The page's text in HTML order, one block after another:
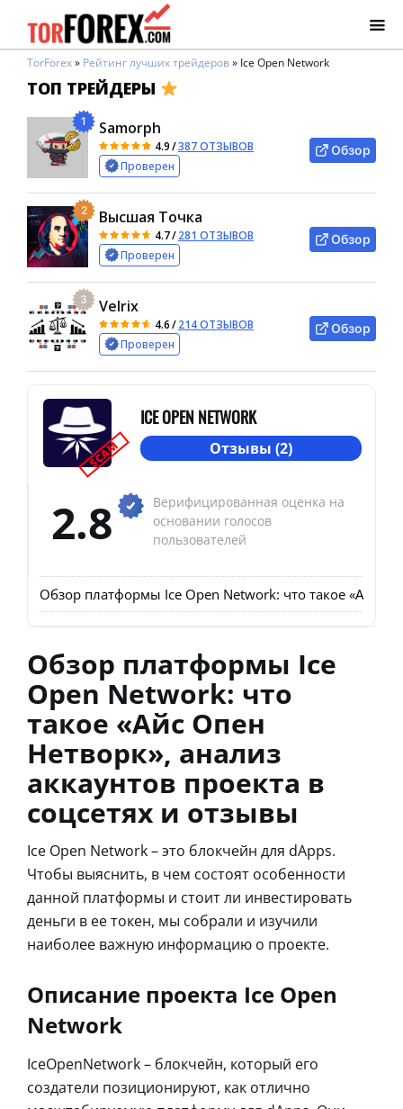
TorForex» Рейтинг лучших трейдеров» Ice Open Network
ТОП ТРЕЙДЕРЫ
1 Samorph
4.9/387 ОТЗЫВОВ
Проверен
Обзор
2 Высшая Точка
4.7/281 ОТЗЫВОВ
Проверен
Обзор
3 Velrix
4.6/214 ОТЗЫВОВ
Проверен
Обзор
SCAM
ICE OPEN NETWORK
Отзывы (2)
2.8
Верифицированная оценка на
основании голосов
пользователей
Обзор платформы Ice Open Network: что такое «Айс
Обзор платформы Ice
Open Network: что
такое «Айс Опен
Нетворк», анализ
аккаунтов проекта в
соцсетях и отзывы
Ice Open Network – это блокчейн для dApps.
Чтобы выяснить, в чем состоят особенности
данной платформы и стоит ли инвестировать
деньги в ее токен, мы собрали и изучили
наиболее важную информацию о проекте.
Описание проекта Ice Open
Network
IceOpenNetwork – блокчейн, который его
создатели позиционируют, как отлично